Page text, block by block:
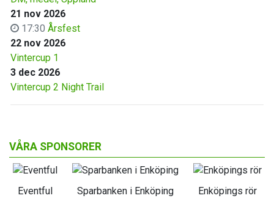
21 nov 2026
17:30 Årsfest
22 nov 2026
Vintercup 1
3 dec 2026
Vintercup 2 Night Trail
VÅRA SPONSORER
Eventful Sparbanken i Enköping Enköpings rör